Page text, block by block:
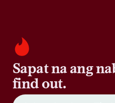
Sapat na ang
find out.